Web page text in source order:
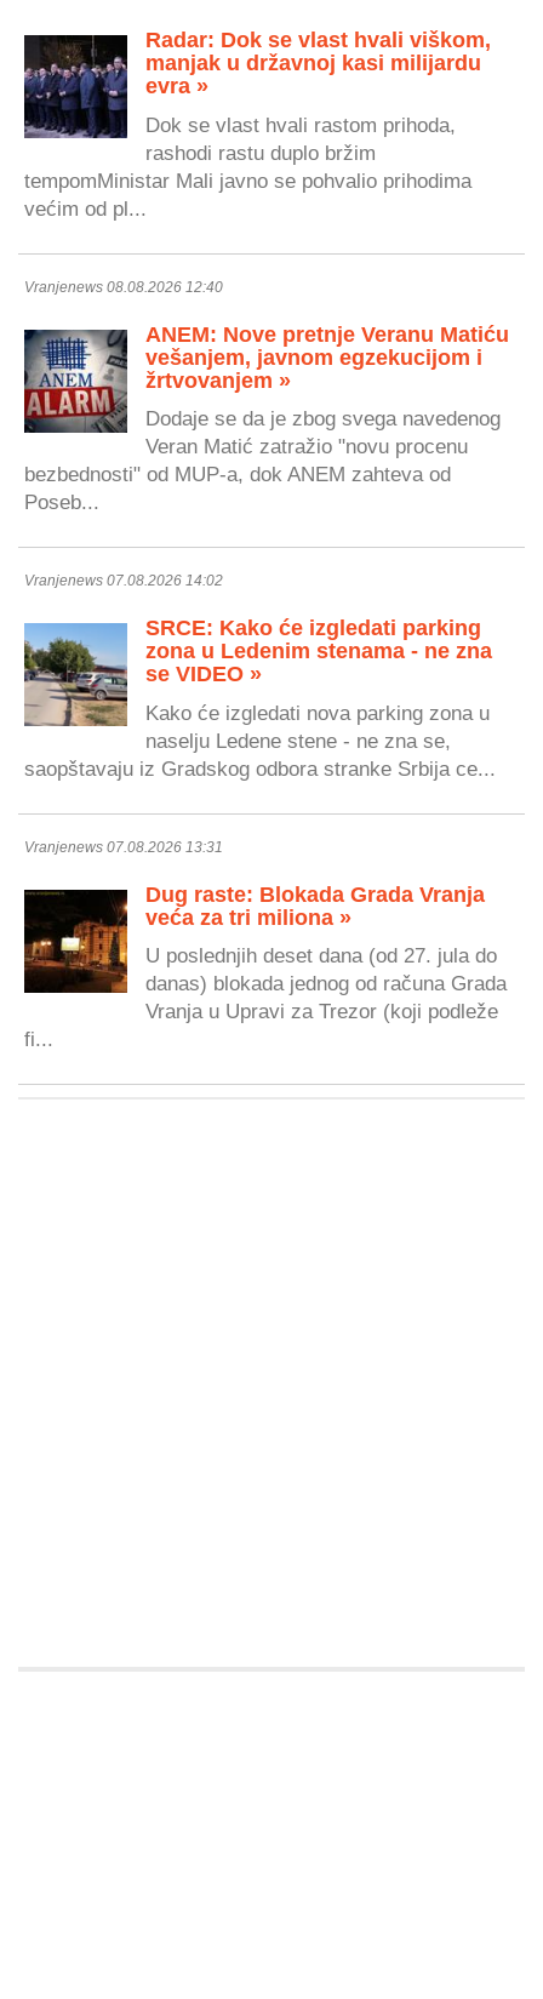
Radar: Dok se vlast hvali viškom,
manjak u državnoj kasi milijardu
evra »
Dok se vlast hvali rastom prihoda,
rashodi rastu duplo bržim
tempomMinistar Mali javno se pohvalio prihodima
većim od pl...
Vranjenews 08.08.2026 12:40
ANEM: Nove pretnje Veranu Matiću
vešanjem, javnom egzekucijom i
žrtvovanjem »
Dodaje se da je zbog svega navedenog
Veran Matić zatražio "novu procenu
bezbednosti" od MUP-a, dok ANEM zahteva od
Poseb...
Vranjenews 07.08.2026 14:02
SRCE: Kako će izgledati parking
zona u Ledenim stenama - ne zna
se VIDEO »
Kako će izgledati nova parking zona u
naselju Ledene stene - ne zna se,
saopštavaju iz Gradskog odbora stranke Srbija ce...
Vranjenews 07.08.2026 13:31
Dug raste: Blokada Grada Vranja
veća za tri miliona »
U poslednjih deset dana (od 27. jula do
danas) blokada jednog od računa Grada
Vranja u Upravi za Trezor (koji podleže
fi...